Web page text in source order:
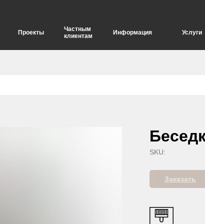
Проекты
Частным
клиентам
Информация Услуги
SKU:
Заказать